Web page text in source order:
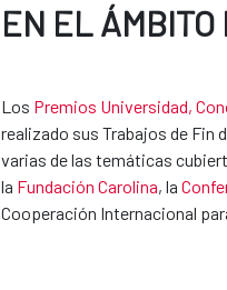
EN EL ÁMBITO
Los Premios Universidad,
realizado sus Trabajos de Fin
varias de las temáticas
la Fundación Carolina, la
Cooperación Internacional